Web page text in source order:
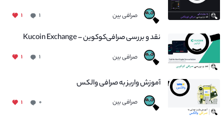
صرافی بین ۱ ۱
نقد و بررسی صرافی‌کوکوین – Kucoin Exchange
صرافی بین ۱ ۱
آموزش واریز به صرافی والکس
صرافی بین ۰ ۱